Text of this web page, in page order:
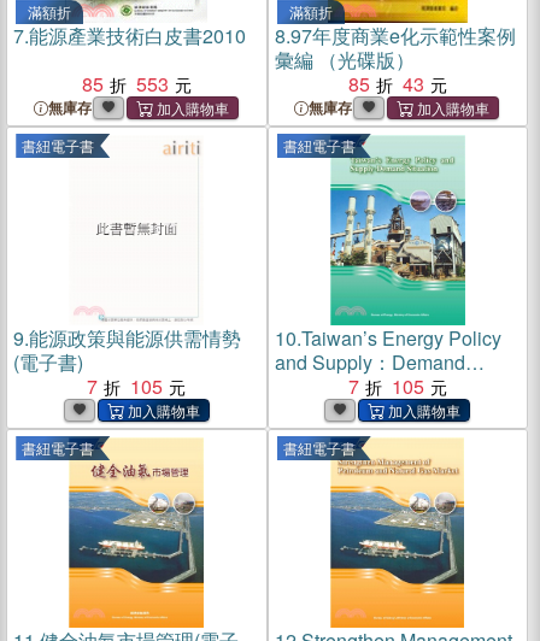
滿額折
7.能源產業技術白皮書2010
85
553
無庫存
滿額折
8.97年度商業e化示範性案例
彙編 （光碟版）
85
43
無庫存
書紐電子書
9.能源政策與能源供需情勢
(電子書)
7
105
書紐電子書
10.Taiwan’s Energy Policy
and Supply：Demand
Situation(電子書)
7 105
書紐電子書 書紐電子書